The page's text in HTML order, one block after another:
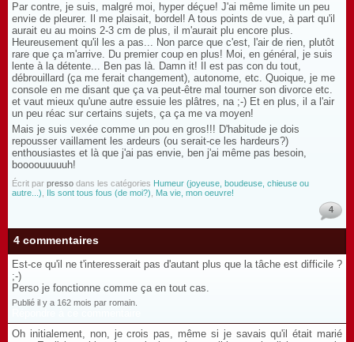
Par contre, je suis, malgré moi, hyper déçue! J'ai même limite un peu
envie de pleurer. Il me plaisait, bordel! A tous points de vue, à part qu'il
aurait eu au moins 2-3 cm de plus, il m'aurait plu encore plus.
Heureusement qu'il les a pas... Non parce que c'est, l'air de rien, plutôt
rare que ça m'arrive. Du premier coup en plus! Moi, en général, je suis
lente à la détente... Ben pas là. Damn it! Il est pas con du tout,
débrouillard (ça me ferait changement), autonome, etc. Quoique, je me
console en me disant que ça va peut-être mal tourner son divorce etc.
et vaut mieux qu'une autre essuie les plâtres, na ;-) Et en plus, il a l'air
un peu réac sur certains sujets, ça ça me va moyen!
Mais je suis vexée comme un pou en gros!!! D'habitude je dois
repousser vaillament les ardeurs (ou serait-ce les hardeurs?)
enthousiastes et là que j'ai pas envie, ben j'ai même pas besoin,
boooouuuuuh!
Écrit par presso dans les catégories Humeur (joyeuse, boudeuse, chieuse ou
autre...)
Ils sont tous fous (de moi?)
Ma vie, mon oeuvre!
4
4 commentaires
Est-ce qu'il ne t'interesserait pas d'autant plus que la tâche est difficile ?
;-)
Perso je fonctionne comme ça en tout cas.
Publié il y a 162 mois par romain.
Oh initialement, non, je crois pas, même si je savais qu'il était marié